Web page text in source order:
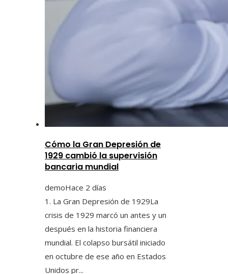
Cómo la Gran Depresión de
1929 cambió la supervisión
bancaria mundial
demoHace 2 días
1. La Gran Depresión de 1929La
crisis de 1929 marcó un antes y un
después en la historia financiera
mundial. El colapso bursátil iniciado
en octubre de ese año en Estados
Unidos pr...